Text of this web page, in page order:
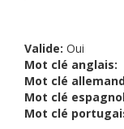
Valide: Oui
Mot clé anglais:
Mot clé
Mot clé
Mot clé